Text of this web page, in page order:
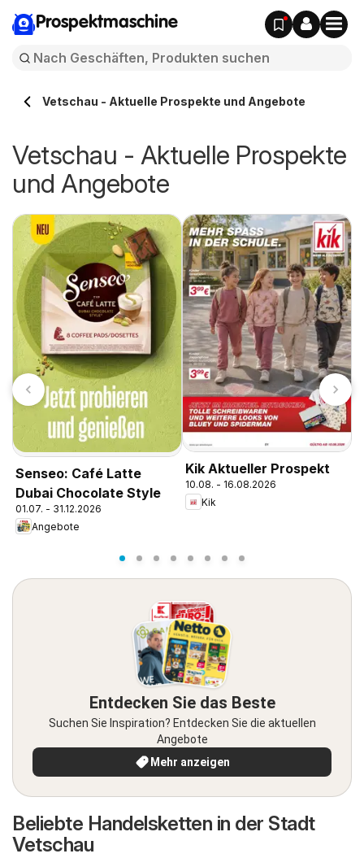
Prospektmaschine
Vetschau - Aktuelle Prospekte und Angebote
Vetschau - Aktuelle Prospekte
und Angebote
Senseo: Café Latte
Dubai Chocolate Style
01.07. - 31.12.2026
Angebote
Kik Aktueller Prospekt
10.08. - 16.08.2026
Kik
Entdecken Sie das Beste
Suchen Sie Inspiration? Entdecken Sie die aktuellen
Angebote
Mehr anzeigen
Beliebte Handelsketten in der Stadt
Vetschau